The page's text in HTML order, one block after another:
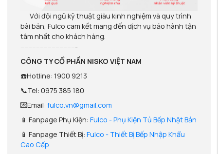
Với đội ngũ kỹ thuật giàu kinh nghiệm và quy trình
bài bản, Fulco cam kết mang đến dịch vụ bảo hành tận
tâm nhất cho khách hàng.
-----------------------------
CÔNG TY CỔ PHẦN NISKO VIỆT NAM
☎️Hotline: 1900 9213
📞Tel: 0975 385 180
💌Email: fulco.vn@gmail.com
📱 Fanpage Phụ Kiện: Fulco - Phụ Kiện Tủ Bếp Nhật Bản
📱 Fanpage Thiết Bị: Fulco - Thiết Bị Bếp Nhập Khẩu
Cao Cấp